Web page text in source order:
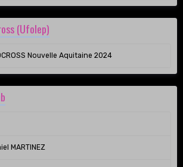
(Ufolep)
Nouvelle Aquitaine 2024
MARTINEZ